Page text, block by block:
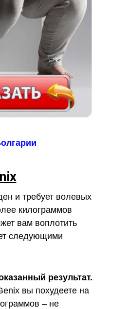
и требует волевых
килограммов
вам воплотить
следующими
результат.
вы похудеете на
– не